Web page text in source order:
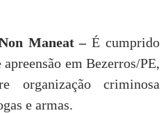
Maneat –É cumprido
em Bezerros/PE,
organização criminosa
e armas.